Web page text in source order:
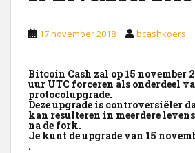
17 november 2018 bcashkoers
Bitcoin Cash zal op 15 november
uur UTC forceren als onderdeel
protocolupgrade.
Deze upgrade is controversiëler
kan resulteren in meerdere
na de fork.
Je kunt de upgrade van 15
.